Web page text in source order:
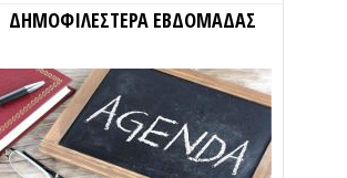
ΔΗΜΟΦΙΛΕΣΤΕΡΑ ΕΒΔΟΜΑΔΑΣ